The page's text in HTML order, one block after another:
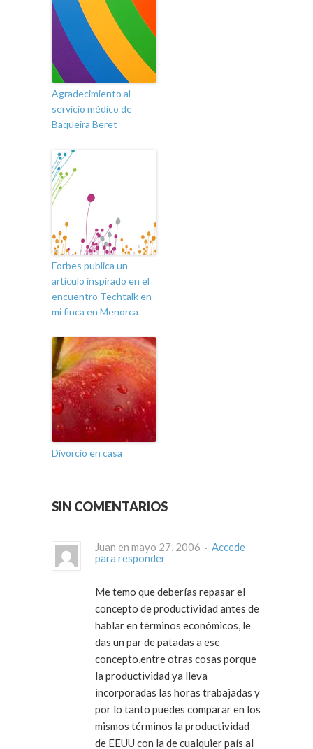
Agradecimiento al
servicio médico de
Baqueira Beret
Forbes publica un
artículo inspirado en el
encuentro Techtalk en
mi finca en Menorca
Divorcio en casa
SIN COMENTARIOS
Juan en mayo 27, 2006 · Accede
para responder
Me temo que deberías repasar el
concepto de productividad antes de
hablar en términos económicos, le
das un par de patadas a ese
concepto,entre otras cosas porque
la productividad ya lleva
incorporadas las horas trabajadas y
por lo tanto puedes comparar en los
mismos términos la productividad
de EEUU con la de cualquier país al